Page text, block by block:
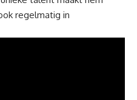
regelmatig in